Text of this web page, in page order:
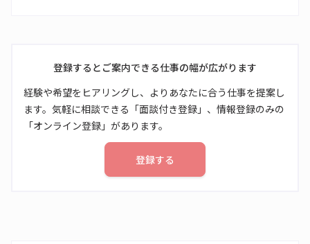
登録するとご案内できる仕事の幅が広がります
経験や希望をヒアリングし、よりあなたに合う仕事を提案し
ます。気軽に相談できる「面談付き登録」、情報登録のみの
「オンライン登録」があります。
登録する